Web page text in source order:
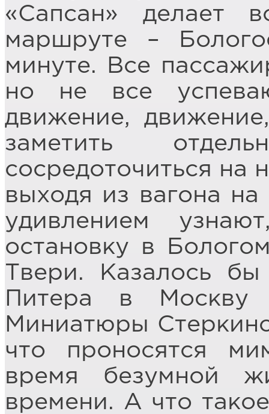
«Сапсан» делает
маршруте –
минуте. Все
но не все
движение,
заметить
сосредоточиться на
выходя из вагона на
удивлением
остановку в
Твери. Казалось
Питера в
Миниатюры
что проносятся
время безумной
времени. А что